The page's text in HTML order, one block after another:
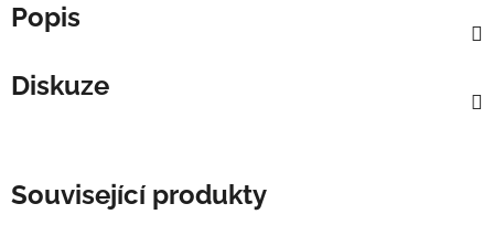
Popis
Diskuze
Související produkty